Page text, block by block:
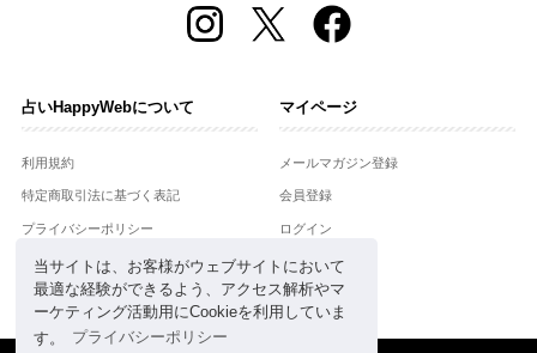
当サイトは、お客様がウェブサイトにおいて
最適な経験ができるよう、アクセス解析やマ
ーケティング活動用にCookieを利用していま
す。
プライバシーポリシー
占いHappyWebについて
利用規約
特定商取引法に基づく表記
プライバシーポリシー
運営会社
お問合せ
マイページ
メールマガジン登録
会員登録
ログイン